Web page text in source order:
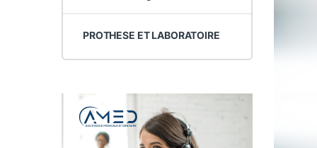
PROTHESE ET LABORATOIRE